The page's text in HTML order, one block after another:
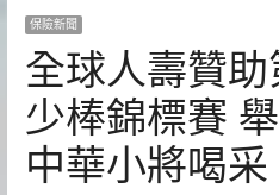
項
目
保險新聞
全球人壽贊
少棒錦標賽
中華小將喝采